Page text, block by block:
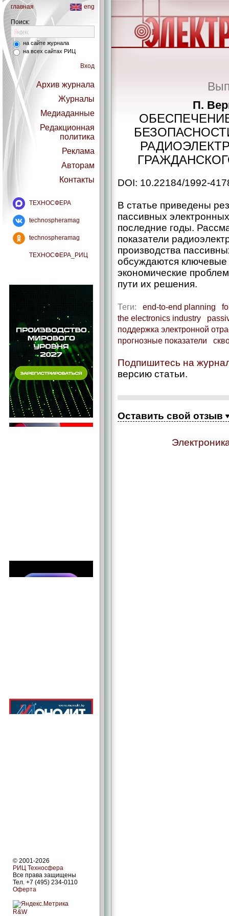
главная eng
Поиск:
на сайте журнала
на всех сайтах РИЦ
Вход
Архив журнала
Журналы
Медиаданные
Редакционная
политика
Реклама
Авторам
Контакты
ТЕХНОСФЕРА
technospheramag
technospheramag
ТЕХНОСФЕРА_РИЦ
© 2001-2026
РИЦ Техносфера
Все права защищены
Тел. +7 (495) 234-0110
Оферта
R&W
П.
DOI: 10.22184/1992-
В статье приведены
пассивных
последние годы.
показатели
производства
обсуждаются ключевые
экономические
пути их решения.
Теги: end-to-end planning
the electronics industry
поддержка электронной
прогнозные показатели
Подпишитесь на
версию статьи.
Оставить свой отзыв